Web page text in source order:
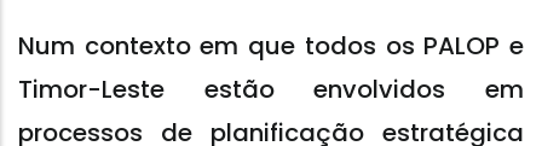
Num contexto em que todos os PALOP e
Timor-Leste estão envolvidos em
processos de planificação estratégica